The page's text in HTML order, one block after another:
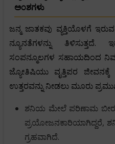
ಅಂಶಗಳು
ಜನ್ಮ ಜಾತಕವು ವ್ಯಕ್ತಿಯೊಳಗೆ
ನ್ಯೂನತೆಗಳನ್ನು ತಿಳಿಸುತ್ತದೆ.
ಸಂಪನ್ಮೂಲಗಳ ಸಹಾಯದಿಂದ
ಜ್ಯೋತಿಷಿಯು ವೃತ್ತಿಪರ
ಉತ್ತರವನ್ನು ನೀಡಲು ಮೂರು
ಶನಿಯ ಮೇಲೆ ಪರಿಣಾಮ
ಪ್ರಯೋಜನಕಾರಿಯಾಗಿದ್ದರೆ,
ಗ್ರಹವಾಗಿದೆ.